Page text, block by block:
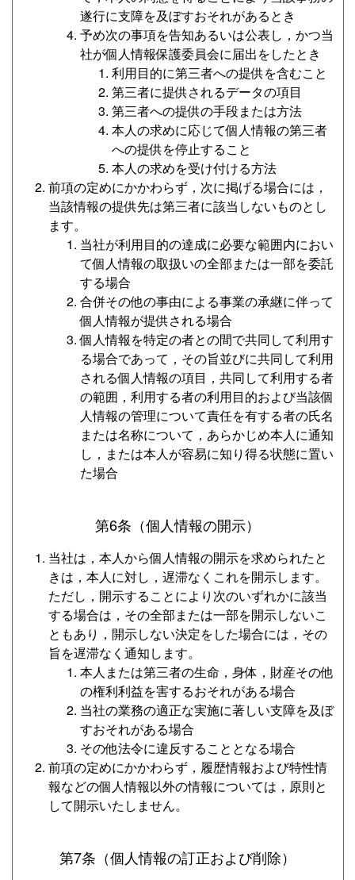
遂行に支障を及ぼすおそれがあるとき
予め次の事項を告知あるいは公表し，かつ当
社が個人情報保護委員会に届出をしたとき
利用目的に第三者への提供を含むこと
第三者に提供されるデータの項目
第三者への提供の手段または方法
本人の求めに応じて個人情報の第三者
への提供を停止すること
本人の求めを受け付ける方法
前項の定めにかかわらず，次に掲げる場合には，
当該情報の提供先は第三者に該当しないものとし
ます。
当社が利用目的の達成に必要な範囲内におい
て個人情報の取扱いの全部または一部を委託
する場合
合併その他の事由による事業の承継に伴って
個人情報が提供される場合
個人情報を特定の者との間で共同して利用す
る場合であって，その旨並びに共同して利用
される個人情報の項目，共同して利用する者
の範囲，利用する者の利用目的および当該個
人情報の管理について責任を有する者の氏名
または名称について，あらかじめ本人に通知
し，または本人が容易に知り得る状態に置い
た場合
第6条（個人情報の開示）
当社は，本人から個人情報の開示を求められたと
きは，本人に対し，遅滞なくこれを開示します。
ただし，開示することにより次のいずれかに該当
する場合は，その全部または一部を開示しないこ
ともあり，開示しない決定をした場合には，その
旨を遅滞なく通知します。
本人または第三者の生命，身体，財産その他
の権利利益を害するおそれがある場合
当社の業務の適正な実施に著しい支障を及ぼ
すおそれがある場合
その他法令に違反することとなる場合
前項の定めにかかわらず，履歴情報および特性情
報などの個人情報以外の情報については，原則と
して開示いたしません。
第7条（個人情報の訂正および削除）